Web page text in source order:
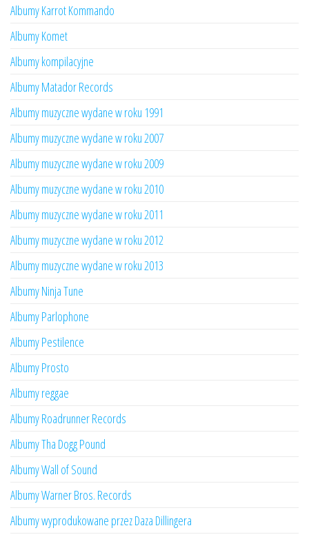
Albumy Karrot Kommando
Albumy Komet
Albumy kompilacyjne
Albumy Matador Records
Albumy muzyczne wydane w roku 1991
Albumy muzyczne wydane w roku 2007
Albumy muzyczne wydane w roku 2009
Albumy muzyczne wydane w roku 2010
Albumy muzyczne wydane w roku 2011
Albumy muzyczne wydane w roku 2012
Albumy muzyczne wydane w roku 2013
Albumy Ninja Tune
Albumy Parlophone
Albumy Pestilence
Albumy Prosto
Albumy reggae
Albumy Roadrunner Records
Albumy Tha Dogg Pound
Albumy Wall of Sound
Albumy Warner Bros. Records
Albumy wyprodukowane przez Daza Dillingera